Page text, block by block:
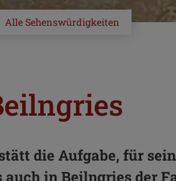
Alle Sehenswürdigkeiten
die Aufgabe, für
in Beilngries der